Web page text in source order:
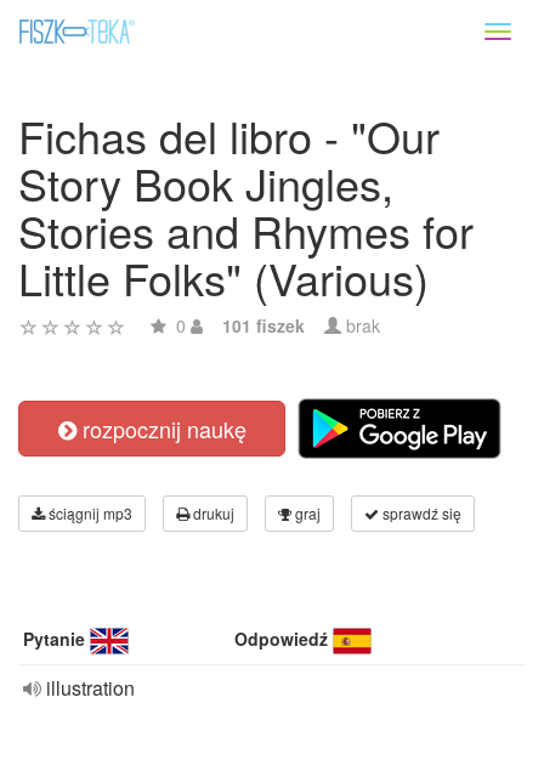
Fichas del libro - "Our
Story Book Jingles,
Stories and Rhymes for
Little Folks" (Various)
0 101 fiszek brak
rozpocznij naukę
ściągnij mp3 drukuj graj sprawdź się
Pytanie Odpowiedź
illustration